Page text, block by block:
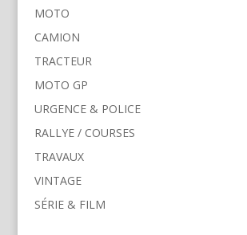
MOTO
CAMION
TRACTEUR
MOTO GP
URGENCE & POLICE
RALLYE / COURSES
TRAVAUX
VINTAGE
SÉRIE & FILM